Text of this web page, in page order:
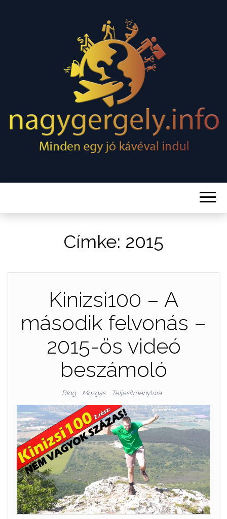
NAGY
GERGELY
Minden egy jó kávéval indul
Címke: 2015
Kinizsi100 – A
második felvonás –
2015-ös videó
beszámoló
Blog Mozgás Teljesítménytúra